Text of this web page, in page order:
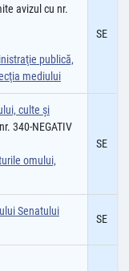
avizul cu nr.
publică,
mediului
SE
culte şi
340-NEGATIV
omului,
SE
Senatului
SE